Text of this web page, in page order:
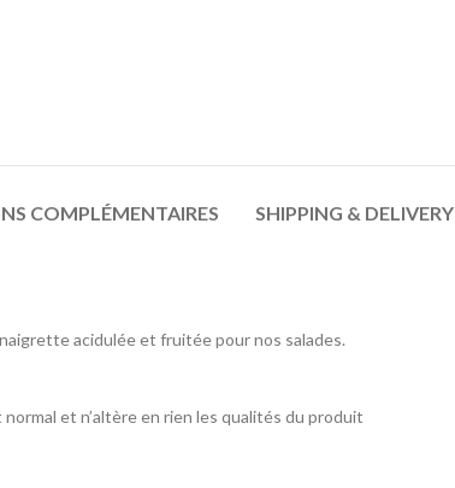
COMPLÉMENTAIRES SHIPPING & DELIVERY
acidulée et fruitée pour nos salades.
et n’altère en rien les qualités du produit